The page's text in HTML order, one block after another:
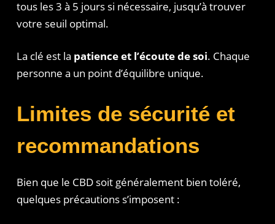
tous les 3 à 5 jours si nécessaire, jusqu’à trouver
votre seuil optimal.
La clé est la patience et l’écoute de soi. Chaque
personne a un point d’équilibre unique.
Limites de sécurité et
recommandations
Bien que le CBD soit généralement bien toléré,
quelques précautions s’imposent :